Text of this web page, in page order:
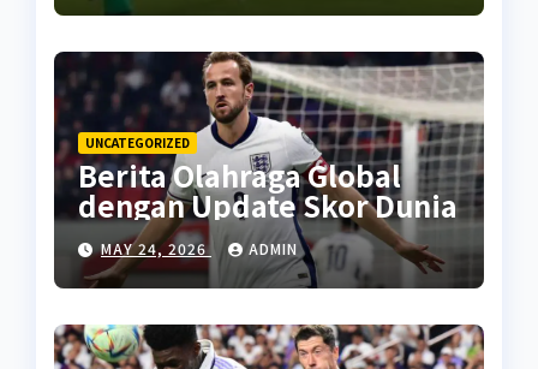
UNCATEGORIZED
Berita Olahraga Global
dengan Update Skor Dunia
MAY 24, 2026 ADMIN